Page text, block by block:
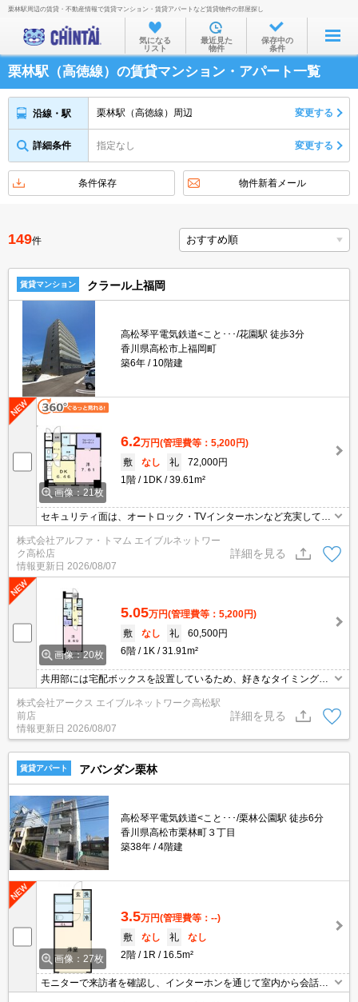
お部屋を探す
沿線・駅から
住所から
家賃相場から
物件特集から
不動産会社から
TOP
栗林駅周辺の賃貸・不動産情報で賃貸マンション・賃貸アパートなど賃貸物件の部屋探し
気になる
リスト
最近見た
物件
保存中の
条件
栗林駅（高徳線）の賃貸マンション・アパート一覧
沿線・駅 栗林駅（高徳線）周辺 変更する
詳細条件 指定なし 変更する
条件保存 物件新着メール
149件
賃貸マンション クラール上福岡
高松琴平電気鉄道<こと･･･/花園駅 徒歩3分
香川県高松市上福岡町
築6年
10階建
画像：21枚
6.2万円(管理費等：5,200円)
敷
なし 礼
72,000円
1階
1DK 39.61m²
セキュリティ面は、オートロック・TVインターホンなど充実してい
株式会社アルファ・トマム エイブルネットワー
ク高松店
情報更新日 2026/08/07
詳細を見る
画像：20枚
5.05万円(管理費等：5,200円)
敷
なし 礼
60,500円
6階
1K 31.91m²
共用部には宅配ボックスを設置しているため、好きなタイミングで
ン・オートロックなど充実しているので、防犯対策もばっちりで
す。室内設備は洗面所独立・浴室乾燥機など充実した設備を備え付
けています。徒歩3分で駅にアクセスできる物件です。
株式会社アークス エイブルネットワーク高松駅
前店
情報更新日 2026/08/07
詳細を見る
賃貸アパート アバンダン栗林
高松琴平電気鉄道<こと･･･/栗林公園駅 徒歩6分
香川県高松市栗林町３丁目
築38年
4階建
画像：27枚
3.5万円(管理費等：--)
敷
なし 礼
なし
2階
1R 16.5m²
モニターで来訪者を確認し、インターホンを通じて室内から会話す